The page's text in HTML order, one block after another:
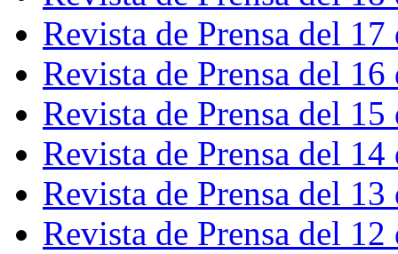
Revista de Prensa del
Revista de Prensa del
Revista de Prensa del
Revista de Prensa del
Revista de Prensa del
Revista de Prensa del